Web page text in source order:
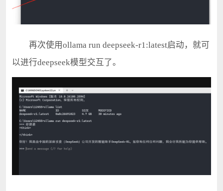
再次使用ollama run deepseek-r1:latest启动，就可
以进行deepseek模型交互了。